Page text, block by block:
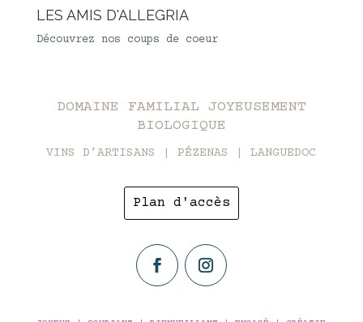
LES AMIS D'ALLEGRIA
Découvrez nos coups de coeur
DOMAINE FAMILIAL JOYEUSEMENT
BIOLOGIQUE
VINS D’ARTISANS | PÉZENAS | LANGUEDOC
Plan d'accès